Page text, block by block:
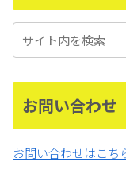
お問い合わせ
お問い合わせはこち